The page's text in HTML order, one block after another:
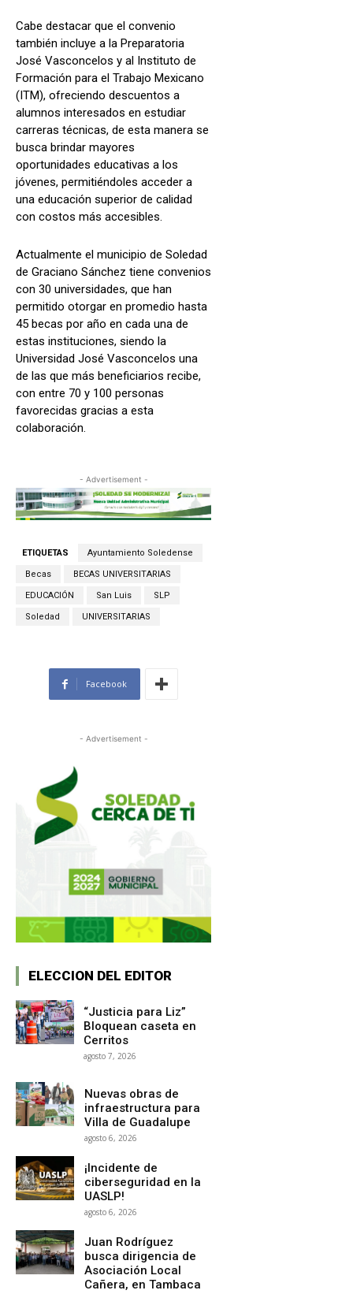
Cabe destacar que el convenio
también incluye a la Preparatoria
José Vasconcelos y al Instituto de
Formación para el Trabajo Mexicano
(ITM), ofreciendo descuentos a
alumnos interesados en estudiar
carreras técnicas, de esta manera se
busca brindar mayores
oportunidades educativas a los
jóvenes, permitiéndoles acceder a
una educación superior de calidad
con costos más accesibles.
Actualmente el municipio de Soledad
de Graciano Sánchez tiene convenios
con 30 universidades, que han
permitido otorgar en promedio hasta
45 becas por año en cada una de
estas instituciones, siendo la
Universidad José Vasconcelos una
de las que más beneficiarios recibe,
con entre 70 y 100 personas
favorecidas gracias a esta
colaboración.
- Advertisement -
ETIQUETAS Ayuntamiento Soledense
Becas BECAS UNIVERSITARIAS
EDUCACIÓN San Luis SLP
Soledad UNIVERSITARIAS
Facebook
- Advertisement -
ELECCION DEL EDITOR
“Justicia para Liz”
Bloquean caseta en
Cerritos
agosto 7, 2026
Nuevas obras de
infraestructura para
Villa de Guadalupe
agosto 6, 2026
¡Incidente de
ciberseguridad en la
UASLP!
agosto 6, 2026
Juan Rodríguez
busca dirigencia de
Asociación Local
Cañera, en Tambaca